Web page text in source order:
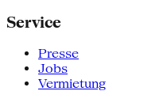
Service
Presse
Jobs
Vermietung